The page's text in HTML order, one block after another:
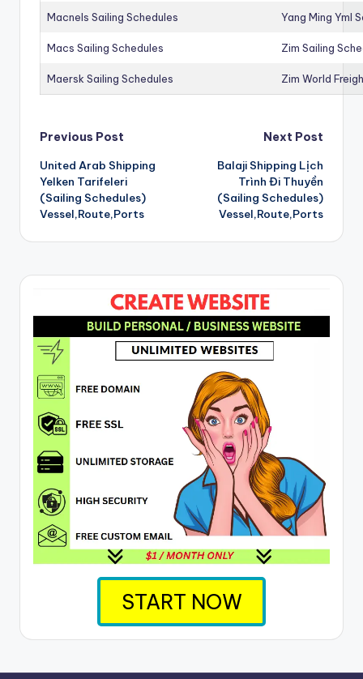
Macnels Sailing Schedules Yang Ming Yml
Macs Sailing Schedules Zim Sailing
Maersk Sailing Schedules Zim World
Post
navigation
Previous Post
United Arab Shipping
Yelken Tarifeleri
(Sailing Schedules)
Vessel,Route,Ports
Next Post
Balaji Shipping Lịch
Trình Đi Thuyền
(Sailing Schedules)
Vessel,Route,Ports
START NOW